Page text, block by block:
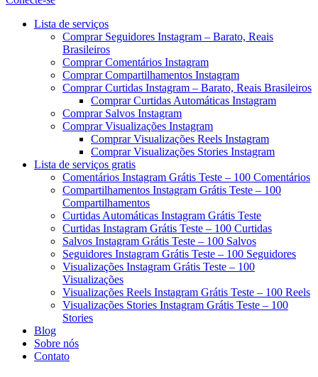
Menu
Lista de serviços
Comprar Seguidores Instagram – Barato, Reais
Brasileiros
Comprar Comentários Instagram
Comprar Compartilhamentos Instagram
Comprar Curtidas Instagram – Barato, Reais Brasileiros
Comprar Curtidas Automáticas Instagram
Comprar Salvos Instagram
Comprar Visualizações Instagram
Comprar Visualizações Reels Instagram
Comprar Visualizações Stories Instagram
Lista de serviços gratis
Comentários Instagram Grátis Teste – 100 Comentários
Compartilhamentos Instagram Grátis Teste – 100
Compartilhamentos
Curtidas Automáticas Instagram Grátis Teste
Curtidas Instagram Grátis Teste – 100 Curtidas
Salvos Instagram Grátis Teste – 100 Salvos
Seguidores Instagram Grátis Teste – 100 Seguidores
Visualizações Instagram Grátis Teste – 100
Visualizações
Visualizações Reels Instagram Grátis Teste – 100 Reels
Visualizações Stories Instagram Grátis Teste – 100
Stories
Blog
Sobre nós
Contato